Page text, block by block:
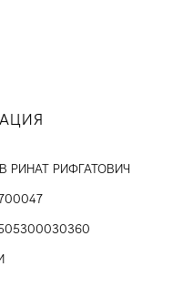
РИНАТ РИФГАТОВИЧ